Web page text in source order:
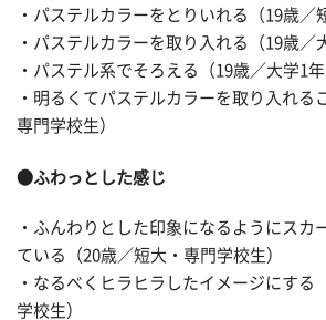
・パステルカラーをとりいれる（19歳／
・パステルカラーを取り入れる（19歳／
・パステル系でそろえる（19歳／大学1年
・明るくてパステルカラーを取り入れる
専門学校生）
●ふわっとした感じ
・ふんわりとした印象になるようにスカ
ている（20歳／短大・専門学校生）
・なるべくヒラヒラしたイメージにする
学校生）